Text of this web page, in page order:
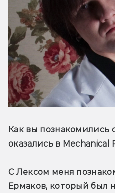
Как вы познакомились
оказались в Mechanical
С Лексом меня
Ермаков, который был